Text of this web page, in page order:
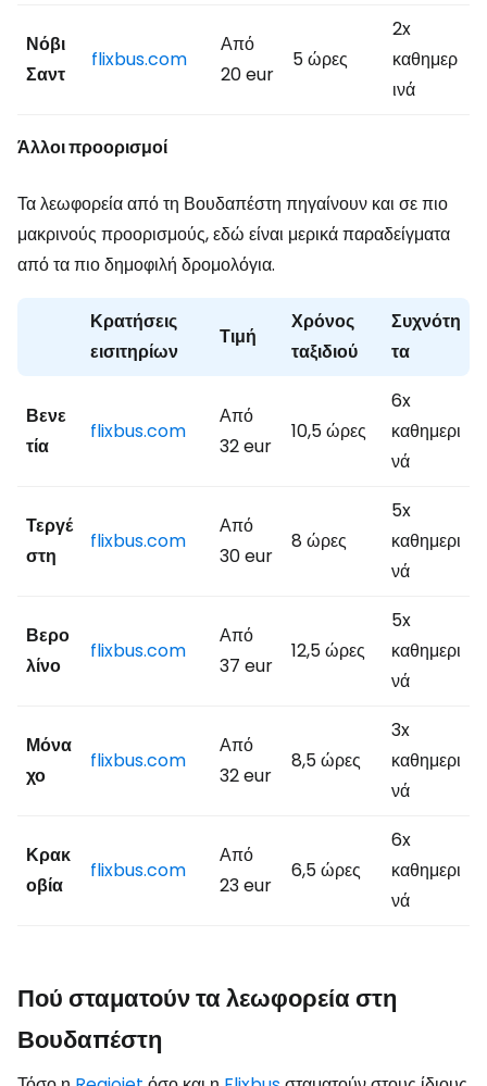
Νόβι
Σαντ
flixbus.com
Από
20 eur
5 ώρες
2x
καθημερ
ινά
Άλλοι προορισμοί
Τα λεωφορεία από τη Βουδαπέστη πηγαίνουν και σε πιο
μακρινούς προορισμούς, εδώ είναι μερικά παραδείγματα
από τα πιο δημοφιλή δρομολόγια.
Κρατήσεις
εισιτηρίων
Τιμή
Χρόνος
ταξιδιού
Συχνότη
τα
Βενε
τία
flixbus.com
Από
32 eur
10,5 ώρες
6x
καθημερι
νά
Τεργέ
στη
flixbus.com
Από
30 eur
8 ώρες
5x
καθημερι
νά
Βερο
λίνο
flixbus.com
Από
37 eur
12,5 ώρες
5x
καθημερι
νά
Μόνα
χο
flixbus.com
Από
32 eur
8,5 ώρες
3x
καθημερι
νά
Κρακ
οβία
flixbus.com
Από
23 eur
6,5 ώρες
6x
καθημερι
νά
Πού σταματούν τα λεωφορεία στη
Βουδαπέστη